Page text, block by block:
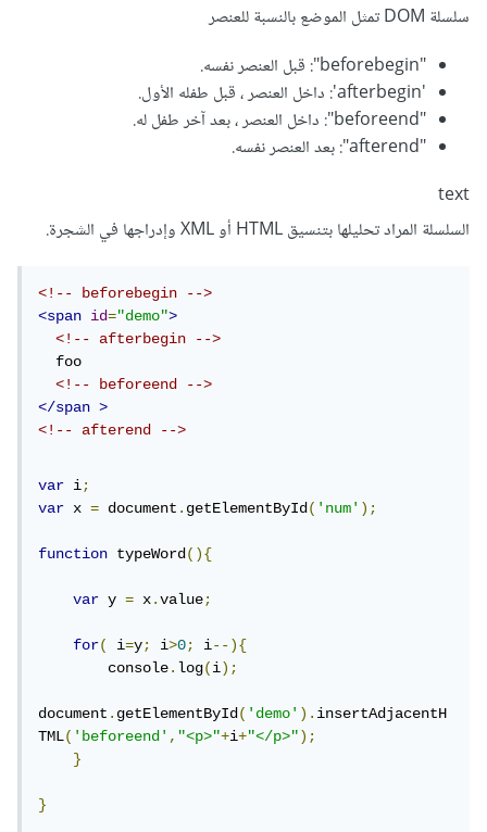
سلسلة DOM تمثل الموضع بالنسبة للعنصر
"beforebegin": قبل العنصر نفسه.
"beforeend": داخل العنصر ، بعد آخر طفل له.
"afterend": بعد العنصر نفسه.
text
السلسلة المراد تحليلها بتنسيق HTML أو XML وإدراجها في الشجرة.
<!-- beforebegin -->
<span
id="demo">
<!-- afterbegin -->
  foo
<!-- beforeend -->
</span
>
<!-- afterend -->
var i;
var x = document.getElementById('num');
function typeWord(){
var y = x.value;
for( i=y; i>0; i--){
        console
.log(i);
document.getElementById('demo').insertAdjacentH
TML('beforeend',"<p>"+i+"</p>");
}
}